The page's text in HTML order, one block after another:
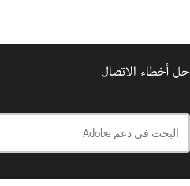
حل أخطاء الاتصال